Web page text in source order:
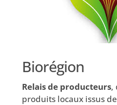
Biorégion
Relais de producteurs,
produits locaux issus